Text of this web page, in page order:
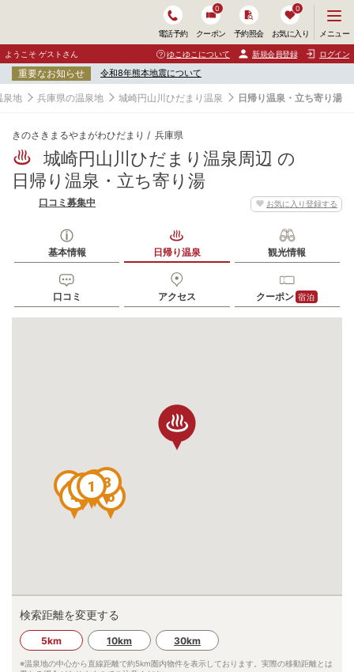
電話予約 クーポン
0
予約照会 お気に入り
0
ニ
ュ
ー
開
く
メニュー
ようこそ ゲストさん ゆこゆこについて 新規会員登録 ログイン
重要なお知らせ 令和8年熊本地震について
泉地 兵庫県の温泉地 城崎円山川ひだまり温泉 日帰り温泉・立ち寄り湯
きのさきまるやまがわひだまり 兵庫県
城崎円山川ひだまり温泉周辺 の
日帰り温泉・立ち寄り湯
お気に入り登録する
口コミ募集中
基本情報 日帰り温泉 観光情報
口コミ アクセス クーポン 宿泊
1
2
3
4
5
6 7
検索距離を変更する
5km 10km 30km
※温泉地の中心から直線距離で約5km圏内物件を表示しております。実際の移動距離とは